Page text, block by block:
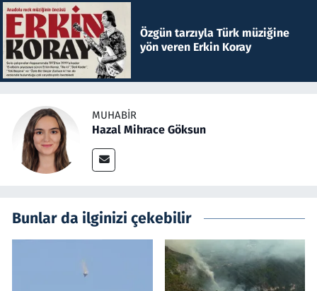
Özgün tarzıyla Türk müziğine
yön veren Erkin Koray
MUHABIR
Hazal Mihrace Göksun
Bunlar da ilginizi çekebilir